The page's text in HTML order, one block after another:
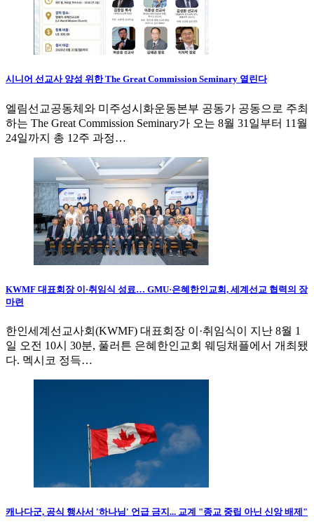
시니어 선교사 양성 위한 The Great Commission Seminary 열린다
엘림선교공동체와 미주성시화운동본부 공동가 공동으로 주최
하는 The Great Commission Seminary가 오는 8월 31일부터 11월
24일까지 총 12주 과정…
KWMF 대표회장 이·취임식 성료… GMU·은혜한인교회, 세계선교 협력의 장
마련
한인세계선교사회(KWMF) 대표회장 이·취임식이 지난 8월 1
일 오전 10시 30분, 풀러튼 은혜한인교회 웨딩채플에서 개최됐
다. 멕시코 정득…
캐나다군, 공식 행사서 '하나님' 언급 금지... 교계 "종교 중립 아닌 신앙 배제"